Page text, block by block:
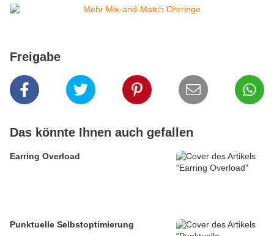
Freigabe
Das könnte Ihnen auch gefallen
Earring Overload
Punktuelle Selbstoptimierung